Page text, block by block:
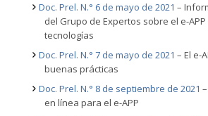
Doc. Prel. N.° 6 de mayo de 2021 –
del Grupo de Expertos sobre el e-
tecnologías
Doc. Prel. N.° 7 de mayo de 2021 – El e-
buenas prácticas
Doc. Prel. N.° 8 de septiembre de 2021
en línea para el e-APP